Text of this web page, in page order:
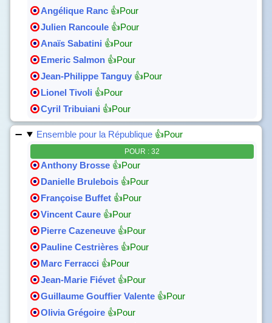
Angélique Ranc 👍Pour
Julien Rancoule 👍Pour
Anaïs Sabatini 👍Pour
Emeric Salmon 👍Pour
Jean-Philippe Tanguy 👍Pour
Lionel Tivoli 👍Pour
Cyril Tribuiani 👍Pour
Ensemble pour la République 👍Pour
POUR : 32
Anthony Brosse 👍Pour
Danielle Brulebois 👍Pour
Françoise Buffet 👍Pour
Vincent Caure 👍Pour
Pierre Cazeneuve 👍Pour
Pauline Cestrières 👍Pour
Marc Ferracci 👍Pour
Jean-Marie Fiévet 👍Pour
Guillaume Gouffier Valente 👍Pour
Olivia Grégoire 👍Pour